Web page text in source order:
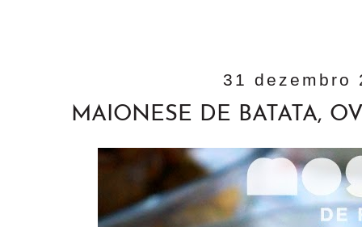
31 dezembro
MAIONESE DE BATATA,